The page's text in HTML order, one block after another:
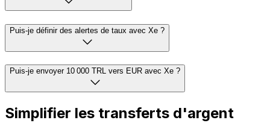
Puis-je définir des alertes de taux avec Xe ?
Puis-je envoyer 10 000 TRL vers EUR avec Xe ?
Simplifier les transferts d'argent